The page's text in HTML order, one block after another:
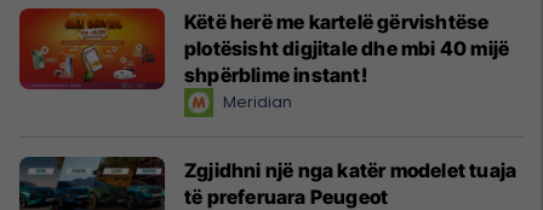
Këtë herë me kartelë gërvishtëse
plotësisht digjitale dhe mbi 40 mijë
shpërblime instant!
Meridian
Zgjidhni një nga katër modelet tuaja
të preferuara Peugeot